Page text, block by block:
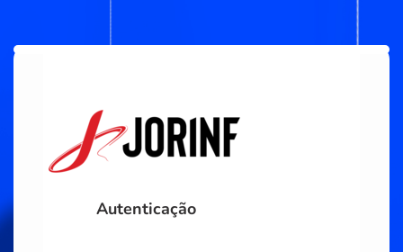
Autenticação